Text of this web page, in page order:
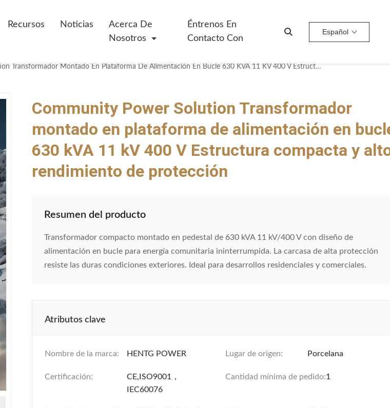
Recursos Noticias
Acerca De
Nosotros
Éntrenos En
Contacto Con
Español
Community Power Solution Transformador Montado En Plataforma De Alimentación En Bucle 630 KVA 11 KV 400 V Estructura Compacta Y Alto Rendimiento De Protección
Community Power Solution Transformador
montado en plataforma de alimentación en
630 kVA 11 kV 400 V Estructura compacta y
rendimiento de protección
Resumen del producto
Transformador compacto montado en pedestal de 630 kVA 11 kV/400 V con diseño de
alimentación en bucle para energía comunitaria ininterrumpida. La carcasa de alta protección
resiste las duras condiciones exteriores. Ideal para desarrollos residenciales y comerciales.
Atributos clave
Nombre de la marca: HENTG POWER Lugar de origen: Porcelana
Certificación:
CE,ISO9001，
IEC60076
Cantidad mínima de pedido:1